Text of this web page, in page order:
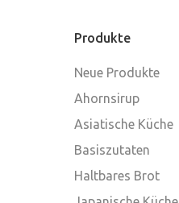
Produkte
Neue Produkte
Ahornsirup
Asiatische Küche
Basiszutaten
Haltbares Brot